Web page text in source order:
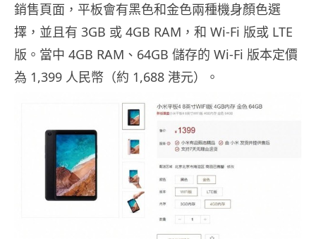
銷售頁面，平板會有黑色和金色兩種機身顏色選
擇，並且有 3GB 或 4GB RAM，和 Wi-Fi 版或 LTE
版。當中 4GB RAM、64GB 儲存的 Wi-Fi 版本定價
為 1,399 人民幣（約 1,688 港元）。